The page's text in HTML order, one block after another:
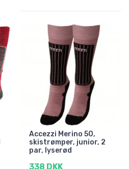
Accezzi Merino 50,
skistrømper, junior, 2
par, lyserød
338 DKK